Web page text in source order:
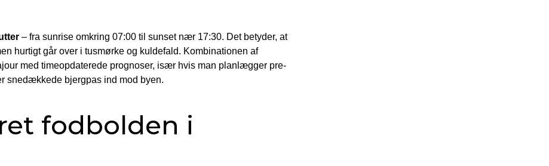
– fra sunrise omkring 07:00 til sunset nær 17:30. Det betyder, at
hurtigt går over i tusmørke og kuldefald. Kombinationen af
med timeopdaterede prognoser, især hvis man planlægger pre-
snedækkede bjergpas ind mod byen.
fodbolden i